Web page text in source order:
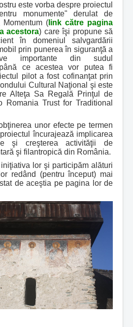
este vorba despre proiectul
monumente" derulat de
Momentum ( link către pagina
acestora) care îşi propune să
în domeniul salvgardării
prin punerea în siguranţă a
importante din sudul
ce acestea vor putea fi
pilot a fost cofinanţat prin
Cultural Naţional şi este
Alteţa Sa Regală Prinţul de
Romania Trust for Traditional
unor efecte pe termen
încurajează implicarea
şi creşterea activităţii de
şi filantropică din România.
lor şi participăm alături
redând (pentru început) mai
de aceştia pe pagina lor de